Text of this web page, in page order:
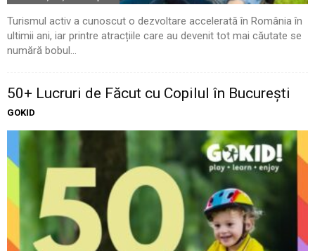
Turismul activ a cunoscut o dezvoltare accelerată în România în
ultimii ani, iar printre atracțiile care au devenit tot mai căutate se
numără bobul...
50+ Lucruri de Făcut cu Copilul în București
GOKID